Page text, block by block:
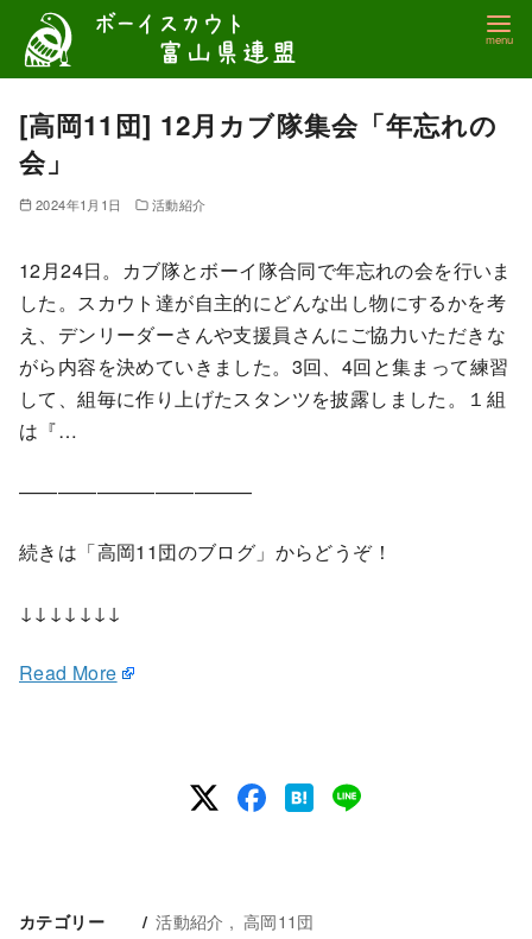
テ
[高岡11団] 12月カブ隊集会「年忘れの
会」
2024年1月1日 活動紹介
12月24日。カブ隊とボーイ隊合同で年忘れの会を行いま
した。スカウト達が自主的にどんな出し物にするかを考
え、デンリーダーさんや支援員さんにご協力いただきな
がら内容を決めていきました。3回、4回と集まって練習
して、組毎に作り上げたスタンツを披露しました。１組
は『…
————————————
続きは「高岡11団のブログ」からどうぞ！
↓↓↓↓↓↓↓
Read More
カテゴリー 活動紹介 高岡11団